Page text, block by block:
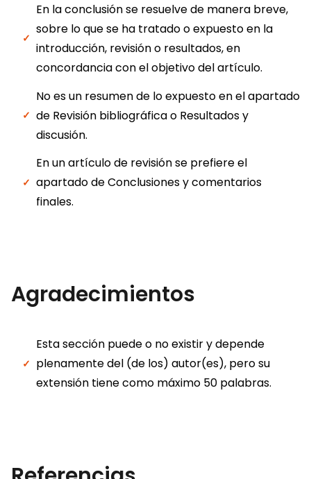
En la conclusión se resuelve de manera breve,
sobre lo que se ha tratado o expuesto en la
introducción, revisión o resultados, en
concordancia con el objetivo del artículo.
No es un resumen de lo expuesto en el apartado
de Revisión bibliográfica o Resultados y
discusión.
En un artículo de revisión se prefiere el
apartado de Conclusiones y comentarios
finales.
Agradecimientos
Esta sección puede o no existir y depende
plenamente del (de los) autor(es), pero su
extensión tiene como máximo 50 palabras.